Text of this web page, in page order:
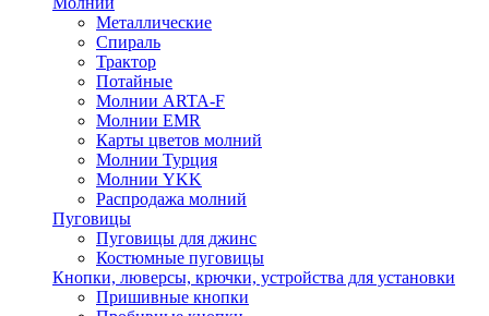
Металлические
Спираль
Трактор
Потайные
Молнии ARTA-F
Молнии EMR
Карты цветов молний
Молнии Турция
Молнии YKK
Распродажа молний
Пуговицы
Пуговицы для джинс
Костюмные пуговицы
Кнопки, люверсы, крючки, устройства для установки
Пришивные кнопки